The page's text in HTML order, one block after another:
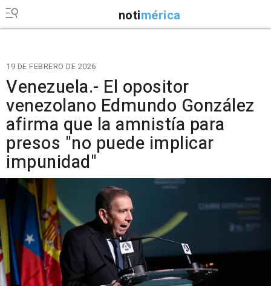
notimérica
19 DE FEBRERO DE 2026
Venezuela.- El opositor
venezolano Edmundo González
afirma que la amnistía para
presos "no puede implicar
impunidad"